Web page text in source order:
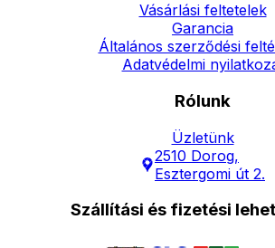
Vásárlási feltetelek
Garancia
Általános szerződési
Adatvédelmi
Rólunk
Üzletünk
2510 Dorog,
Esztergomi út 2.
Szállítási és fizetési